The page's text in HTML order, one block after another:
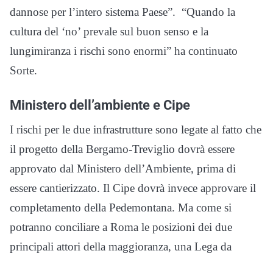
dannose per l’intero sistema Paese”. “Quando la
cultura del ‘no’ prevale sul buon senso e la
lungimiranza i rischi sono enormi” ha continuato
Sorte.
Ministero dell’ambiente e Cipe
I rischi per le due infrastrutture sono legate al fatto che
il progetto della Bergamo-Treviglio dovrà essere
approvato dal Ministero dell’Ambiente, prima di
essere cantierizzato. Il Cipe dovrà invece approvare il
completamento della Pedemontana. Ma come si
potranno conciliare a Roma le posizioni dei due
principali attori della maggioranza, una Lega da